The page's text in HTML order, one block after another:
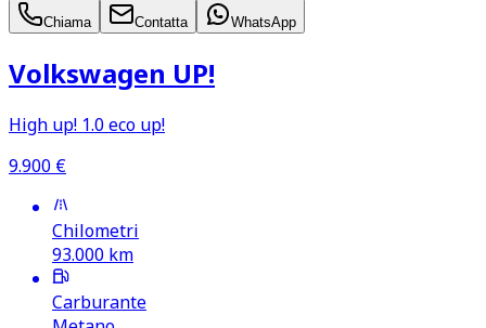
Chiama Contatta WhatsApp
Volkswagen UP!
High up! 1.0 eco up!
9.900 €
Chilometri
93.000 km
Carburante